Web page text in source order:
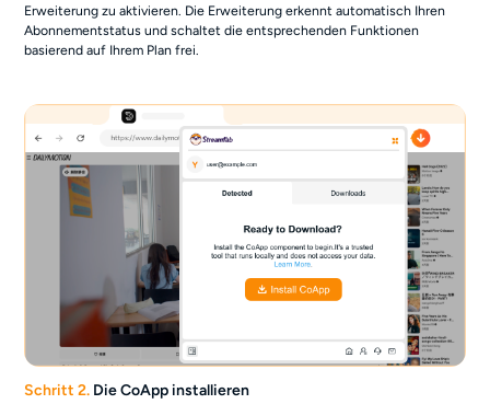
Erweiterung zu aktivieren. Die Erweiterung erkennt automatisch Ihren
Abonnementstatus und schaltet die entsprechenden Funktionen
basierend auf Ihrem Plan frei.
Schritt 2. Die CoApp installieren